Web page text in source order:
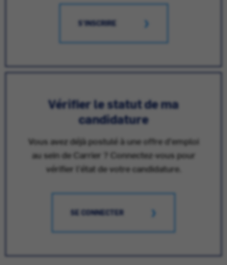
S'INSCRIRE
Vérifier le statut de ma
candidature
Vous avez déjà postulé à une offre d'emploi
au sein de Carrier ? Connectez-vous pour
vérifier l'état de votre candidature.
SE CONNECTER